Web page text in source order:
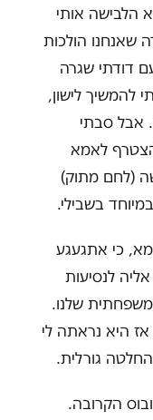
הלבישה אותי
שאנחנו הולכות
דודתי שגרה
להמשיך לישון,
אבל סבתי
לאמא
(לחם מתוק)
בשבילי.
כי אתגעגע
לנסיעות
שלנו.
היא נראתה לי
גורלית.
הקרובה.